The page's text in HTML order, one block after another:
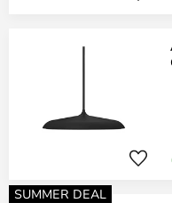
SUMMER DEAL